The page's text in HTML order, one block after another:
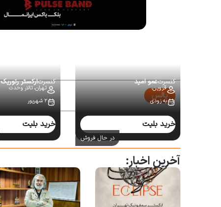
پالس
سایر کنسرت‌ها:
کنسرتعمو امید
قزوین،
به زودی
خرید بلیت
در حال فروش
کنسرتارکستر رتوریک
تهران،تالار وحدت
۲ شهریور
خرید بلیت
آخرین اخبار: